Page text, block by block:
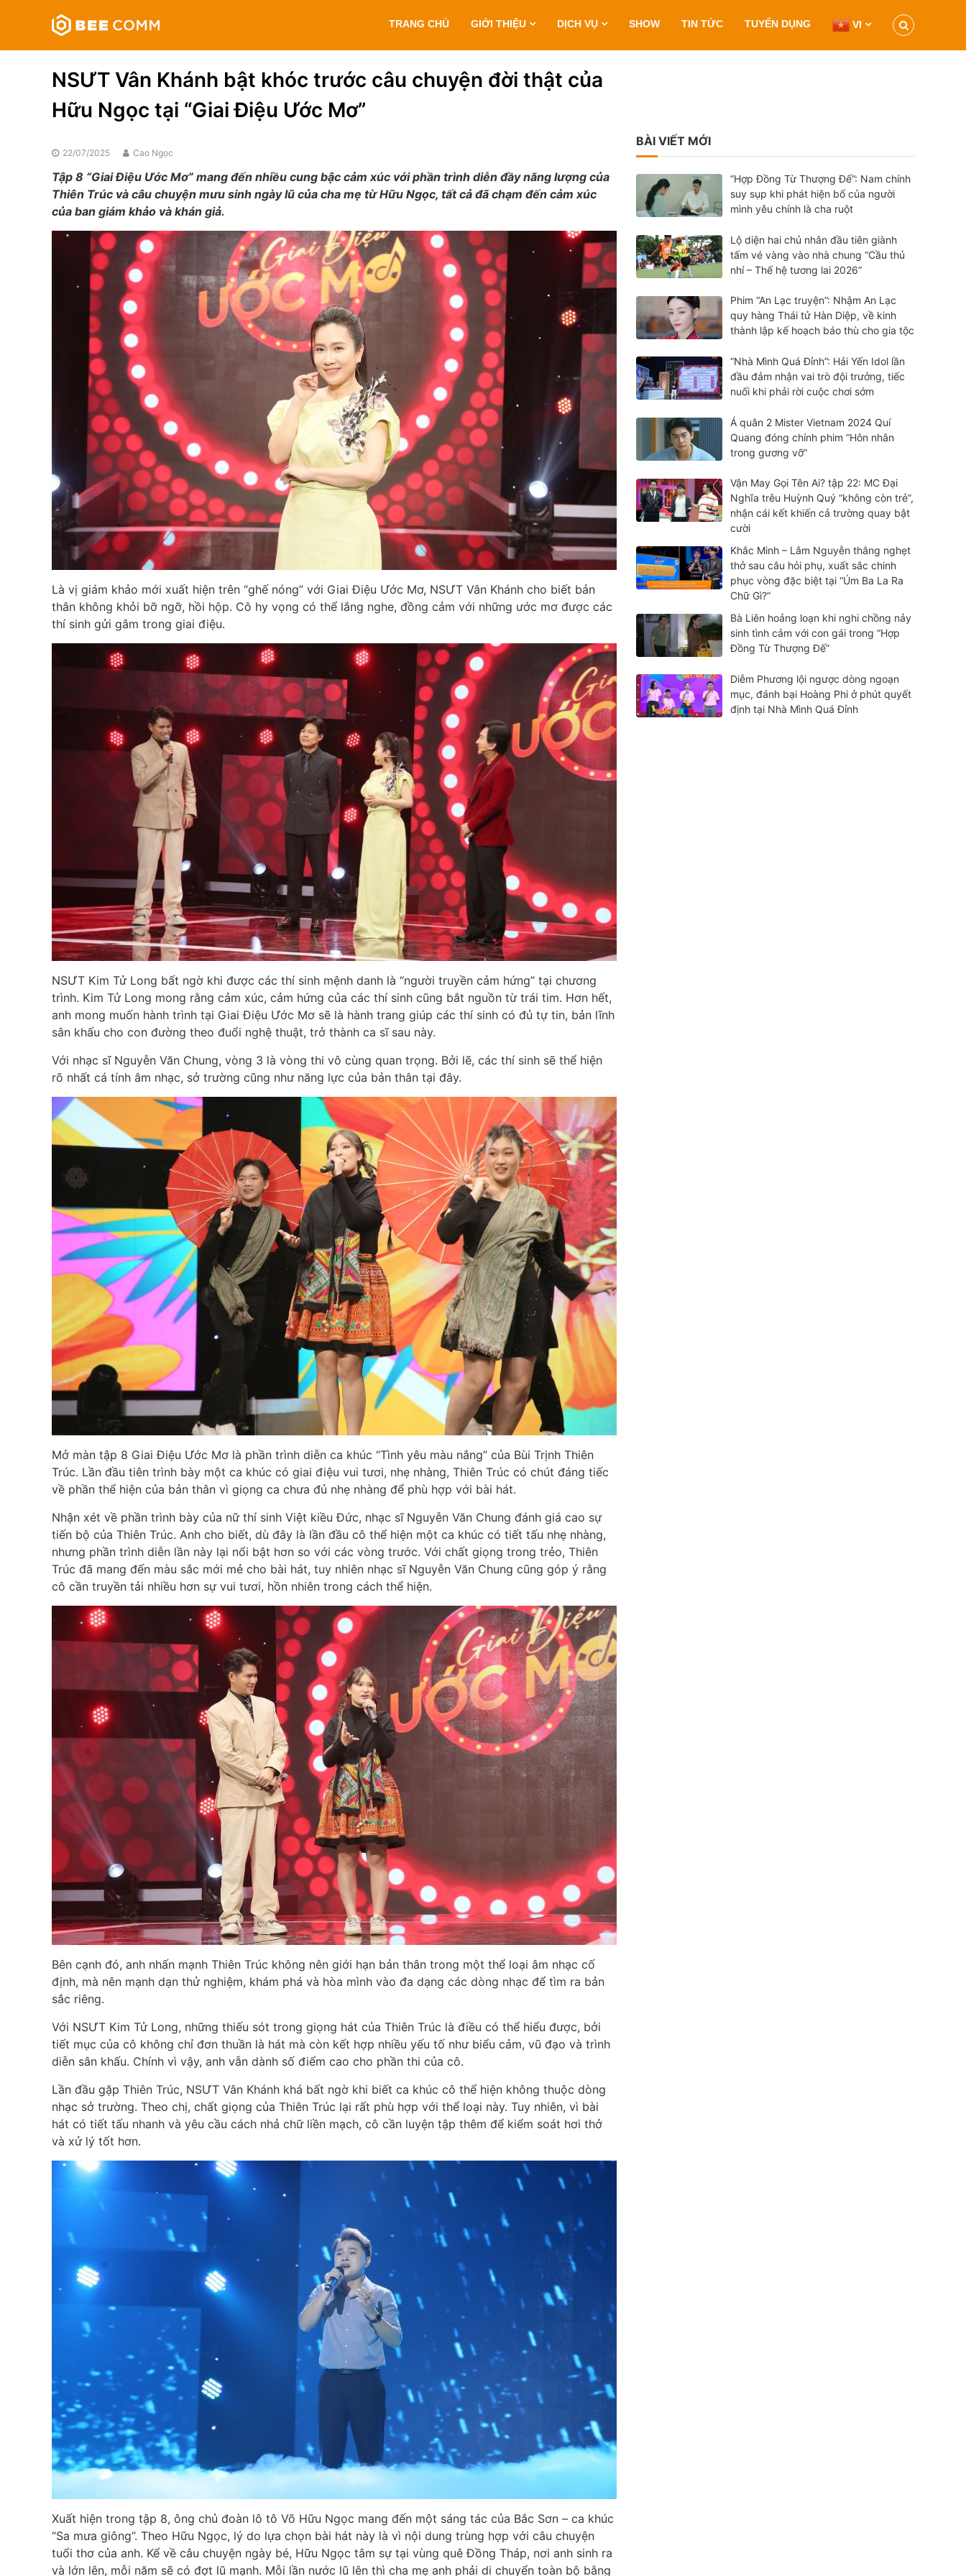
Bee
Comm
Truyền
đa
tiện
TRANG CHỦ GIỚI THIỆU DỊCH VỤ SHOW TIN TỨC TUYỂN DỤNG VI
NSƯT Vân Khánh bật khóc trước câu chuyện đời thật của
Hữu Ngọc tại “Giai Điệu Ước Mơ”
22/07/2025 Cao Ngọc
Tập 8 “Giai Điệu Ước Mơ” mang đến nhiều cung bậc cảm xúc với phần trình diễn đầy năng lượng của
Thiên Trúc và câu chuyện mưu sinh ngày lũ của cha mẹ từ Hữu Ngọc, tất cả đã chạm đến cảm xúc
của ban giám khảo và khán giả.
Là vị giám khảo mới xuất hiện trên “ghế nóng” với Giai Điệu Ước Mơ, NSƯT Vân Khánh cho biết bản
thân không khỏi bỡ ngỡ, hồi hộp. Cô hy vọng có thể lắng nghe, đồng cảm với những ước mơ được các
thí sinh gửi gắm trong giai điệu.
NSƯT Kim Tử Long bất ngờ khi được các thí sinh mệnh danh là “người truyền cảm hứng” tại chương
trình. Kim Tử Long mong rằng cảm xúc, cảm hứng của các thí sinh cũng bắt nguồn từ trái tim. Hơn hết,
anh mong muốn hành trình tại Giai Điệu Ước Mơ sẽ là hành trang giúp các thí sinh có đủ tự tin, bản lĩnh
sân khấu cho con đường theo đuổi nghệ thuật, trở thành ca sĩ sau này.
Với nhạc sĩ Nguyễn Văn Chung, vòng 3 là vòng thi vô cùng quan trọng. Bởi lẽ, các thí sinh sẽ thể hiện
rõ nhất cá tính âm nhạc, sở trường cũng như năng lực của bản thân tại đây.
Mở màn tập 8 Giai Điệu Ước Mơ là phần trình diễn ca khúc “Tình yêu màu nắng” của Bùi Trịnh Thiên
Trúc. Lần đầu tiên trình bày một ca khúc có giai điệu vui tươi, nhẹ nhàng, Thiên Trúc có chút đáng tiếc
về phần thể hiện của bản thân vì giọng ca chưa đủ nhẹ nhàng để phù hợp với bài hát.
Nhận xét về phần trình bày của nữ thí sinh Việt kiều Đức, nhạc sĩ Nguyễn Văn Chung đánh giá cao sự
tiến bộ của Thiên Trúc. Anh cho biết, dù đây là lần đầu cô thể hiện một ca khúc có tiết tấu nhẹ nhàng,
nhưng phần trình diễn lần này lại nổi bật hơn so với các vòng trước. Với chất giọng trong trẻo, Thiên
Trúc đã mang đến màu sắc mới mẻ cho bài hát, tuy nhiên nhạc sĩ Nguyễn Văn Chung cũng góp ý rằng
cô cần truyền tải nhiều hơn sự vui tươi, hồn nhiên trong cách thể hiện.
Bên cạnh đó, anh nhấn mạnh Thiên Trúc không nên giới hạn bản thân trong một thể loại âm nhạc cố
định, mà nên mạnh dạn thử nghiệm, khám phá và hòa mình vào đa dạng các dòng nhạc để tìm ra bản
sắc riêng.
Với NSƯT Kim Tử Long, những thiếu sót trong giọng hát của Thiên Trúc là điều có thể hiểu được, bởi
tiết mục của cô không chỉ đơn thuần là hát mà còn kết hợp nhiều yếu tố như biểu cảm, vũ đạo và trình
diễn sân khấu. Chính vì vậy, anh vẫn dành số điểm cao cho phần thi của cô.
Lần đầu gặp Thiên Trúc, NSƯT Vân Khánh khá bất ngờ khi biết ca khúc cô thể hiện không thuộc dòng
nhạc sở trường. Theo chị, chất giọng của Thiên Trúc lại rất phù hợp với thể loại này. Tuy nhiên, vì bài
hát có tiết tấu nhanh và yêu cầu cách nhả chữ liền mạch, cô cần luyện tập thêm để kiểm soát hơi thở
và xử lý tốt hơn.
Xuất hiện trong tập 8, ông chủ đoàn lô tô Võ Hữu Ngọc mang đến một sáng tác của Bắc Sơn – ca khúc
“Sa mưa giông”. Theo Hữu Ngọc, lý do lựa chọn bài hát này là vì nội dung trùng hợp với câu chuyện
tuổi thơ của anh. Kể về câu chuyện ngày bé, Hữu Ngọc tâm sự tại vùng quê Đồng Tháp, nơi anh sinh ra
và lớn lên, mỗi năm sẽ có đợt lũ mạnh. Mỗi lần nước lũ lên thì cha mẹ anh phải di chuyển toàn bộ bằng
BÀI VIẾT MỚI
“Hợp Đồng Từ Thượng Đế”: Nam chính
suy sụp khi phát hiện bố của người
mình yêu chính là cha ruột
Lộ diện hai chủ nhân đầu tiên giành
tấm vé vàng vào nhà chung “Cầu thủ
nhí – Thế hệ tương lai 2026”
Phim “An Lạc truyện”: Nhậm An Lạc
quy hàng Thái tử Hàn Diệp, về kinh
thành lập kế hoạch báo thù cho gia tộc
“Nhà Mình Quá Đỉnh”: Hải Yến Idol lần
đầu đảm nhận vai trò đội trưởng, tiếc
nuối khi phải rời cuộc chơi sớm
Á quân 2 Mister Vietnam 2024 Quí
Quang đóng chính phim “Hôn nhân
trong gương vỡ”
Vận May Gọi Tên Ai? tập 22: MC Đại
Nghĩa trêu Huỳnh Quý “không còn trẻ”,
nhận cái kết khiến cả trường quay bật
cười
Khắc Minh – Lâm Nguyễn thắng nghẹt
thở sau câu hỏi phụ, xuất sắc chinh
phục vòng đặc biệt tại “Úm Ba La Ra
Chữ Gì?”
Bà Liên hoảng loạn khi nghi chồng nảy
sinh tình cảm với con gái trong “Hợp
Đồng Từ Thượng Đế”
Diễm Phương lội ngược dòng ngoạn
mục, đánh bại Hoàng Phi ở phút quyết
định tại Nhà Mình Quá Đỉnh